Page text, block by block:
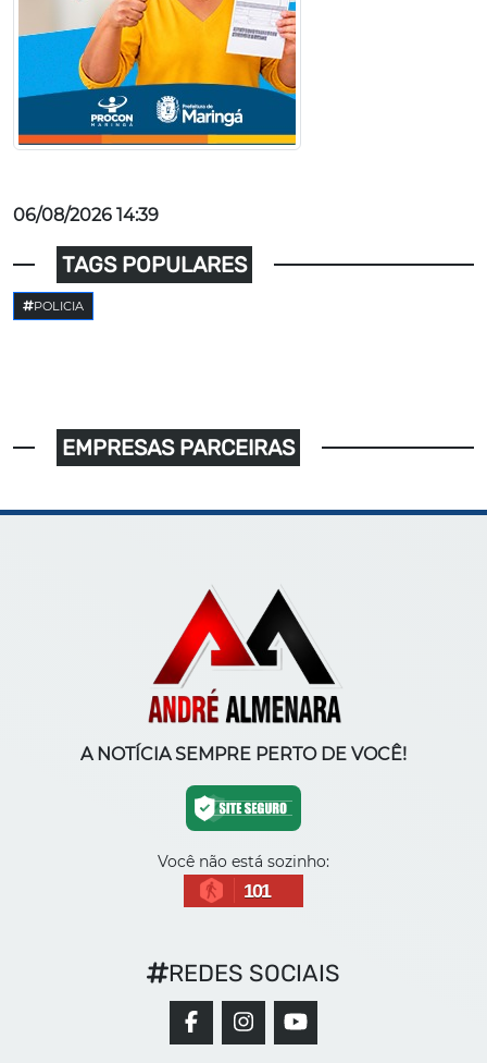
06/08/2026 14:39
TAGS POPULARES
POLICIA
EMPRESAS PARCEIRAS
A NOTÍCIA SEMPRE PERTO DE VOCÊ!
Você não está sozinho:
101
REDES SOCIAIS